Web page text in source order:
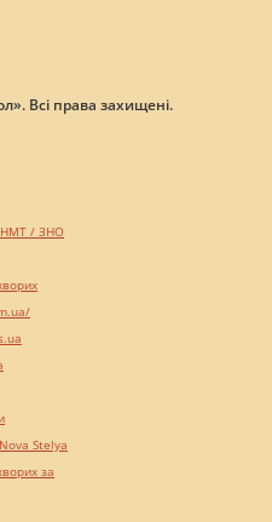
Всі права захищені.
НМТ / ЗНО
Stelya
за